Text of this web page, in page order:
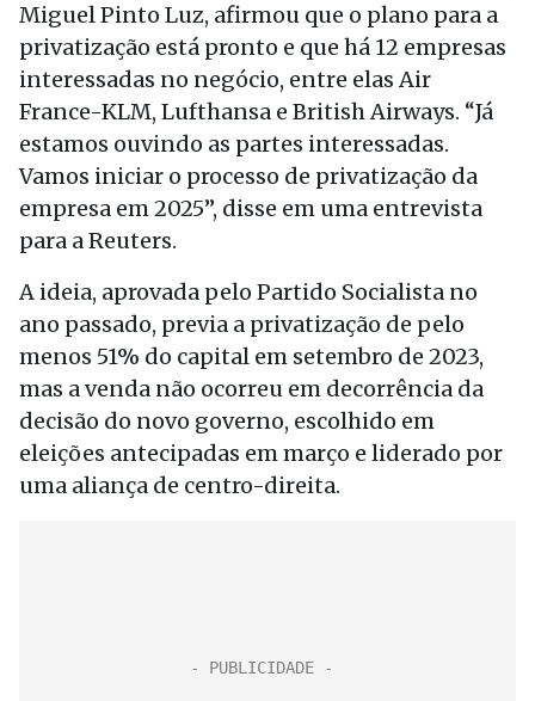
Miguel Pinto Luz, afirmou que o plano para a
privatização está pronto e que há 12 empresas
interessadas no negócio, entre elas Air
France-KLM, Lufthansa e British Airways. “Já
estamos ouvindo as partes interessadas.
Vamos iniciar o processo de privatização da
empresa em 2025”, disse em uma entrevista
para a Reuters.
A ideia, aprovada pelo Partido Socialista no
ano passado, previa a privatização de pelo
menos 51% do capital em setembro de 2023,
mas a venda não ocorreu em decorrência da
decisão do novo governo, escolhido em
eleições antecipadas em março e liderado por
uma aliança de centro-direita.